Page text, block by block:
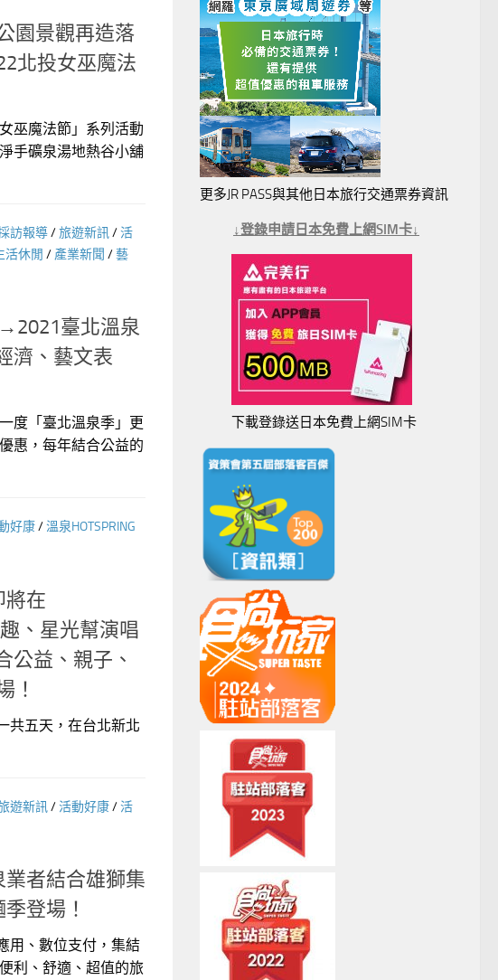
園景觀再造落
北投女巫魔法
巫魔法節」系列活動
手礦泉湯地熱谷小舖
訪報導/旅遊新訊/活
活休閒 / 產業新聞 /藝
臺北溫泉
濟、藝文表
度「臺北溫泉季」更
惠，每年結合公益的
好康/溫泉HOTSPRING
將在
、星光幫演唱
公益、親子、
！
共五天，在台北新北
遊新訊/活動好康/活
者結合雄獅集
登場！
用、數位支付，集結
利、舒適、超值的旅
更多JR PASS與其他日本旅行交通票券資訊
↓登錄申請日本免費上網SIM卡↓
下載登錄送日本免費上網SIM卡